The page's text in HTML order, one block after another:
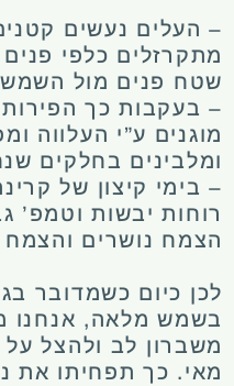
– העלים נעשים
מתקרזלים כלפי פנים
שטח פנים מול
– בעקבות כך
מוגנים ע”י העלווה
ומלבינים בחלקים
– בימי קיצון של
רוחות יבשות וטמפ’
הצמח נושרים
לכן כיום כשמדובר
בשמש מלאה, אנחנו
משברון לב ולהצל
מאי. כך תפחיתו את